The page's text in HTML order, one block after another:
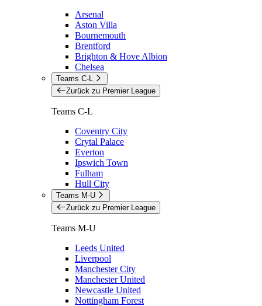
Arsenal
Aston Villa
Bournemouth
Brentford
Brighton & Hove Albion
Chelsea
Teams C-L
Zurück zu Premier League
Teams C-L
Coventry City
Crytal Palace
Everton
Ipswich Town
Fulham
Hull City
Teams M-U
Zurück zu Premier League
Teams M-U
Leeds United
Liverpool
Manchester City
Manchester United
Newcastle United
Nottingham Forest